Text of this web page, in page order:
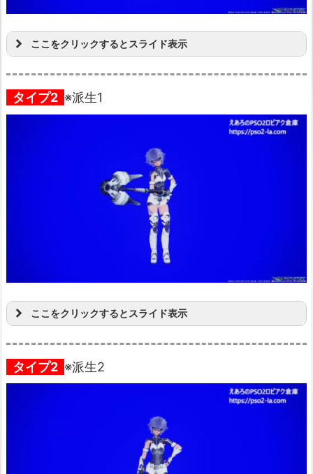
ここをクリックするとスライド表示
タイプ2 ※派生1
ここをクリックするとスライド表示
タイプ2 ※派生2